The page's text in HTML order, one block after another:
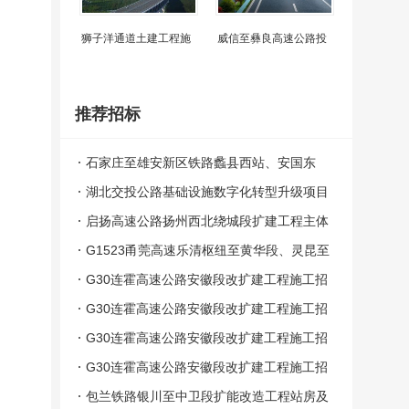
狮子洋通道土建工程施 威信至彝良高速公路投
推荐招标
石家庄至雄安新区铁路蠡县西站、安国东
站、无极站站房及相关配套工程施工总价承
包中标候选人公示
湖北交投公路基础设施数字化转型升级项目
设计施工总承包评标结果公示
启扬高速公路扬州西北绕城段扩建工程主体
工程施工项目（第一批）中标候选人公示
G1523甬莞高速乐清枢纽至黄华段、灵昆至
苍南段安全韧性提升工程第SG01标段中标
候选人公示
G30连霍高速公路安徽段改扩建工程施工招
标LHTJ-04标段评标结果公示
G30连霍高速公路安徽段改扩建工程施工招
标LHTJ-03标段评标结果公示
G30连霍高速公路安徽段改扩建工程施工招
标LHTJ-02标段评标结果公示
G30连霍高速公路安徽段改扩建工程施工招
标LHTJ-01标段评标结果公示
包兰铁路银川至中卫段扩能改造工程站房及